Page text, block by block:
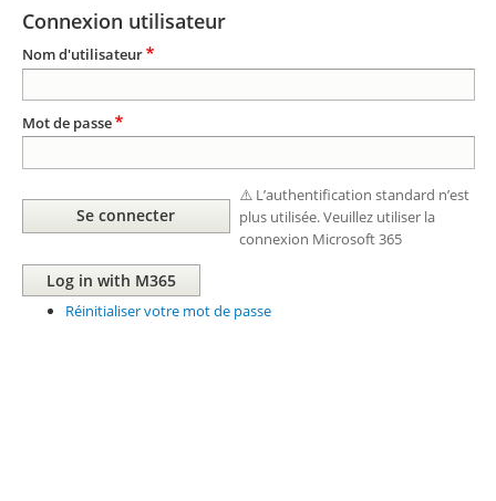
Connexion utilisateur
Nom d'utilisateur
Mot de passe
⚠️ L’authentification standard n’est
plus utilisée. Veuillez utiliser la
connexion Microsoft 365
Réinitialiser votre mot de passe